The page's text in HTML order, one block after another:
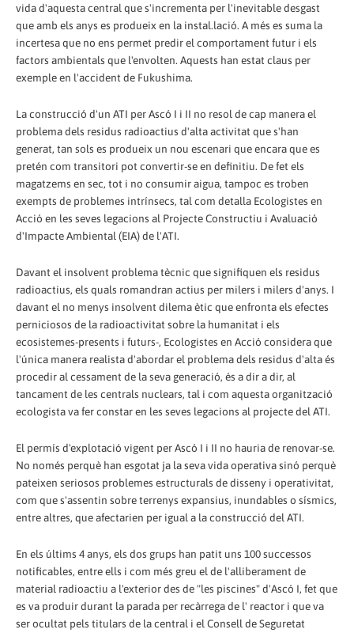
vida d'aquesta central que s'incrementa per l'inevitable desgast
que amb els anys es produeix en la instal.lació. A més es suma la
incertesa que no ens permet predir el comportament futur i els
factors ambientals que l'envolten. Aquests han estat claus per
exemple en l'accident de Fukushima.
La construcció d'un ATI per Ascó I i II no resol de cap manera el
problema dels residus radioactius d'alta activitat que s'han
generat, tan sols es produeix un nou escenari que encara que es
pretén com transitori pot convertir-se en definitiu. De fet els
magatzems en sec, tot i no consumir aigua, tampoc es troben
exempts de problemes intrínsecs, tal com detalla Ecologistes en
Acció en les seves legacions al Projecte Constructiu i Avaluació
d'Impacte Ambiental (EIA) de l'ATI.
Davant el insolvent problema tècnic que signifiquen els residus
radioactius, els quals romandran actius per milers i milers d'anys. I
davant el no menys insolvent dilema ètic que enfronta els efectes
perniciosos de la radioactivitat sobre la humanitat i els
ecosistemes-presents i futurs-, Ecologistes en Acció considera que
l'única manera realista d'abordar el problema dels residus d'alta és
procedir al cessament de la seva generació, és a dir a dir, al
tancament de les centrals nuclears, tal i com aquesta organització
ecologista va fer constar en les seves legacions al projecte del ATI.
El permís d'explotació vigent per Ascó I i II no hauria de renovar-se.
No només perquè han esgotat ja la seva vida operativa sinó perquè
pateixen seriosos problemes estructurals de disseny i operativitat,
com que s'assentin sobre terrenys expansius, inundables o sísmics,
entre altres, que afectarien per igual a la construcció del ATI.
En els últims 4 anys, els dos grups han patit uns 100 successos
notificables, entre ells i com més greu el de l'alliberament de
material radioactiu a l'exterior des de "les piscines" d'Ascó I, fet que
es va produir durant la parada per recàrrega de l' reactor i que va
ser ocultat pels titulars de la central i el Consell de Seguretat